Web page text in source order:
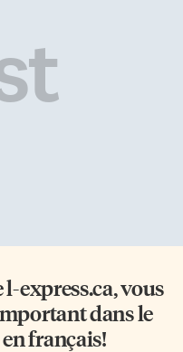
l-express.ca, vous
dans le
français!